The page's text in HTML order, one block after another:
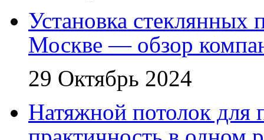
Установка стеклянных
Москве — обзор
29 Октябрь 2024
Натяжной потолок для